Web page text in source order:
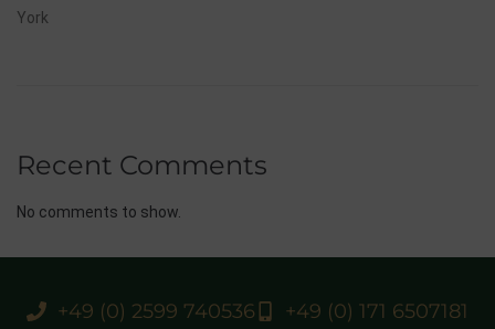
York
Recent Comments
No comments to show.
+49 (0) 2599 740536
+49 (0) 171 6507181